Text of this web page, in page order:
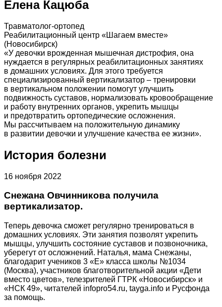
Елена Кацюба
Травматолог-ортопед
Реабилитационный центр «Шагаем вместе»
(Новосибирск)
«У девочки врожденная мышечная дистрофия, она
нуждается в регулярных реабилитационных занятиях
в домашних условиях. Для этого требуется
специализированный вертикализатор – тренировки
в вертикальном положении помогут улучшить
подвижность суставов, нормализовать кровообращение
и работу внутренних органов, укрепить мышцы
и предотвратить ортопедические осложнения.
Мы рассчитываем на положительную динамику
в развитии девочки и улучшение качества ее жизни».
История болезни
16 ноября 2022
Снежана Овчинникова получила
вертикализатор.
Теперь девочка сможет регулярно тренироваться в
домашних условиях. Эти занятия позволят укрепить
мышцы, улучшить состояние суставов и позвоночника,
уберегут от осложнений. Наталья, мама Снежаны,
благодарит учеников 3 «Е» класса школы №1034
(Москва), участников благотворительной акции «Дети
вместо цветов», телезрителей ГТРК «Новосибирск» и
«НСК 49», читателей infopro54.ru, tayga.info и Русфонда
за помощь.